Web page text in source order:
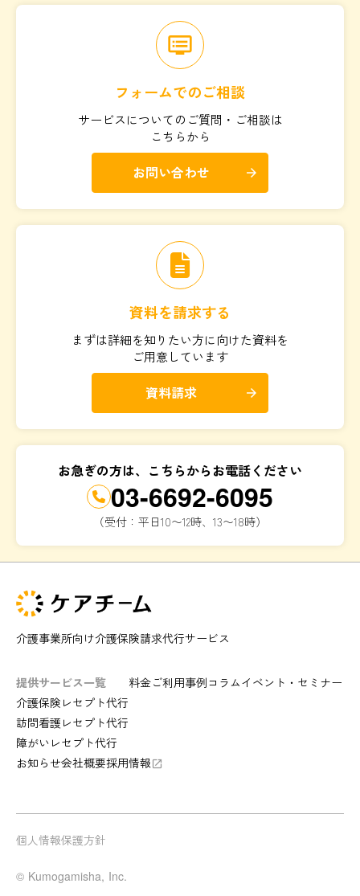
dvr
フォームでのご相談
サービスについてのご質問・ご相談は
こちらから
お問い合わせ arrow_forward
資料を請求する
まずは詳細を知りたい方に向けた資料を
ご用意しています
資料請求 arrow_forward
お急ぎの方は、こちらからお電話ください
03-6692-6095
（受付：平日10〜12時、13〜18時）
介護事業所向け介護保険請求代行サービス
提供サービス一覧
介護保険レセプト代行
訪問看護レセプト代行
障がいレセプト代行
料金ご利用事例コラムイベント・セミナー
お知らせ会社概要採用情報 launch
個人情報保護方針
© Kumogamisha, Inc.